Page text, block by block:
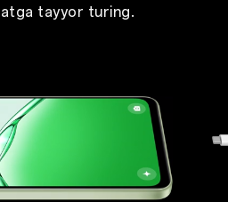
tayyor turing.